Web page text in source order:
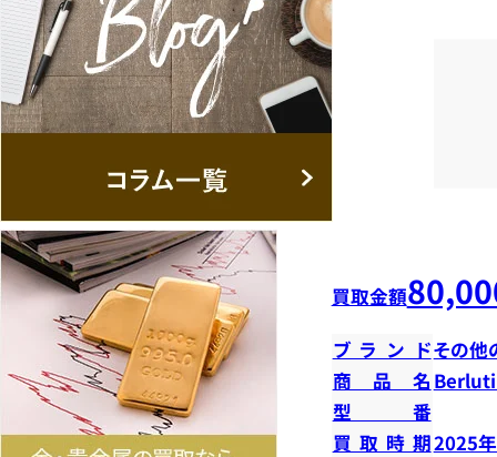
買取金額
ブランドその他
商品名
型番
買取時期2025